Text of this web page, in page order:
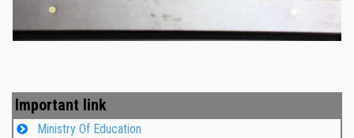
Important link
Ministry Of Education